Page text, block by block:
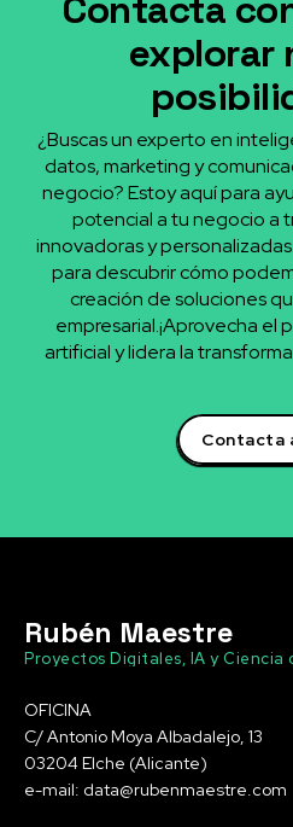
Contacta
explorar
¿Buscas un experto en
datos, marketing y
negocio? Estoy aquí para
potencial a tu negocio a
innovadoras y
para descubrir cómo
creación de soluciones
empresarial.¡Aprovecha el
artificial y lidera la
Contacta
Rubén Maestre
Proyectos Digitales, IA y Ciencia
OFICINA
C/ Antonio Moya Albadalejo, 13
03204 Elche (Alicante)
e-mail: data@rubenmaestre.com